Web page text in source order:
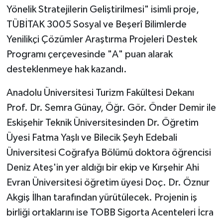
Yönelik Stratejilerin Geliştirilmesi" isimli proje,
TÜBİTAK 3005 Sosyal ve Beşerî Bilimlerde
Yenilikçi Çözümler Araştırma Projeleri Destek
Programı çerçevesinde "A" puan alarak
desteklenmeye hak kazandı.
Anadolu Üniversitesi Turizm Fakültesi Dekanı
Prof. Dr. Semra Günay, Öğr. Gör. Önder Demir ile
Eskişehir Teknik Üniversitesinden Dr. Öğretim
Üyesi Fatma Yaşlı ve Bilecik Şeyh Edebali
Üniversitesi Coğrafya Bölümü doktora öğrencisi
Deniz Ateş'in yer aldığı bir ekip ve Kırşehir Ahi
Evran Üniversitesi öğretim üyesi Doç. Dr. Öznur
Akgiş İlhan tarafından yürütülecek. Projenin iş
birliği ortaklarını ise TOBB Sigorta Acenteleri İcra